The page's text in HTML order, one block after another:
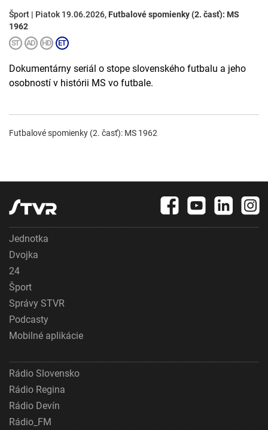
Šport | Piatok 19.06.2026, Futbalové spomienky (2. časť): MS
1962
Dokumentárny seriál o stope slovenského futbalu a jeho
osobností v histórii MS vo futbale.
Futbalové spomienky (2. časť): MS 1962
Jednotka
Dvojka
24
Šport
Správy STVR
Podcasty
Mobilné aplikácie
Rádio Slovensko
Rádio Regina
Rádio Devín
Rádio_FM